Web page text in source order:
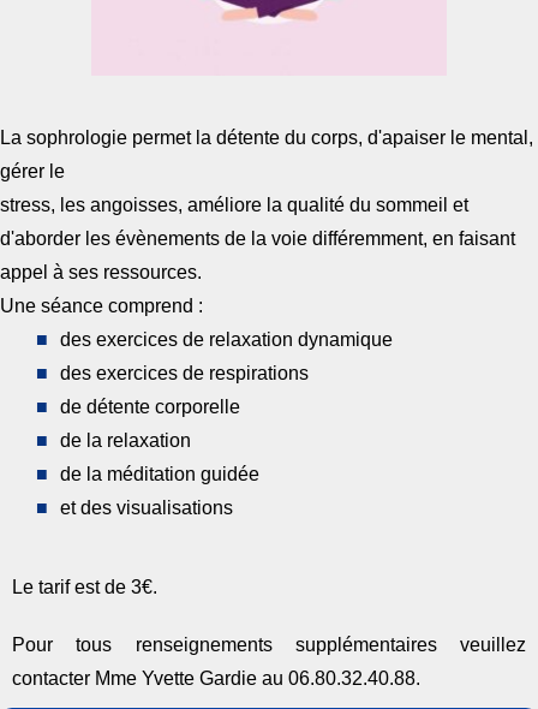
La sophrologie permet la détente du corps, d'apaiser le mental,
gérer le
stress, les angoisses, améliore la qualité du sommeil et
d'aborder les évènements de la voie différemment, en faisant
appel à ses ressources.
Une séance comprend :
des exercices de relaxation dynamique
des exercices de respirations
de détente corporelle
de la relaxation
de la méditation guidée
et des visualisations
Le tarif est de 3€.
Pour tous renseignements supplémentaires veuillez
contacter Mme Yvette Gardie au 06.80.32.40.88.